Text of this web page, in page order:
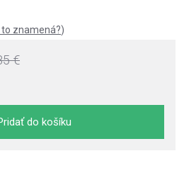
to znamená?)
€
do košíku